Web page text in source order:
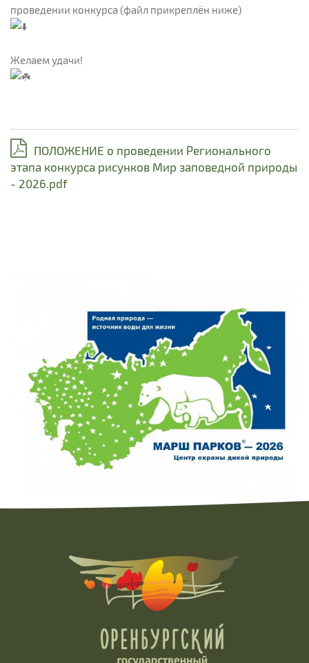
проведении конкурса (файл прикреплён ниже)
Желаем удачи!
ПОЛОЖЕНИЕ о проведении Регионального
этапа конкурса рисунков Мир заповедной природы
- 2026.pdf